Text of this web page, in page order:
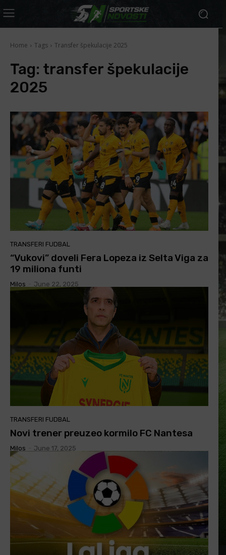
Home Tags Transfer špekulacije 2025
Tag: transfer špekulacije
2025
TRANSFERI FUDBAL
“Vukovi” doveli Fera Lopeza iz Selta Viga za
19 miliona funti
Milos June 22, 2025
TRANSFERI FUDBAL
Novi trener preuzeo kormilo FC Nantesa
Milos June 17, 2025